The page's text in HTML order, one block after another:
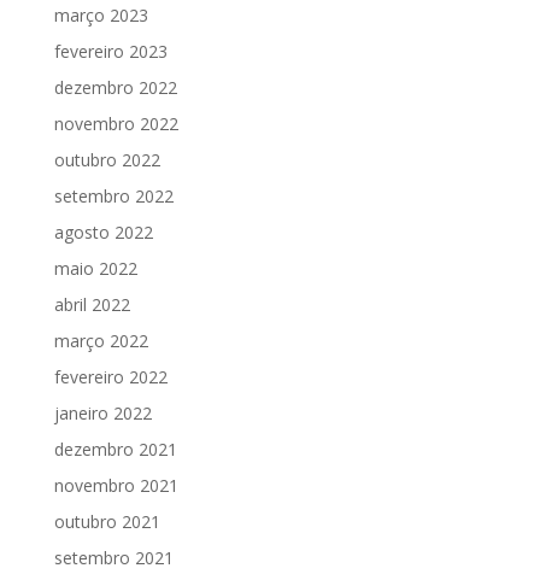
março 2023
fevereiro 2023
dezembro 2022
novembro 2022
outubro 2022
setembro 2022
agosto 2022
maio 2022
abril 2022
março 2022
fevereiro 2022
janeiro 2022
dezembro 2021
novembro 2021
outubro 2021
setembro 2021